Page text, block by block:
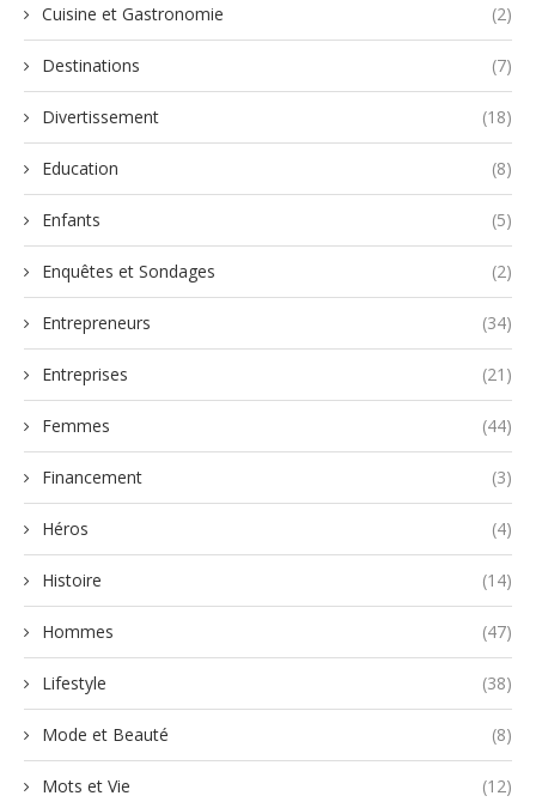
Cuisine et Gastronomie (2)
Destinations (7)
Divertissement (18)
Education (8)
Enfants (5)
Enquêtes et Sondages (2)
Entrepreneurs (34)
Entreprises (21)
Femmes (44)
Financement (3)
Héros (4)
Histoire (14)
Hommes (47)
Lifestyle (38)
Mode et Beauté (8)
Mots et Vie (12)